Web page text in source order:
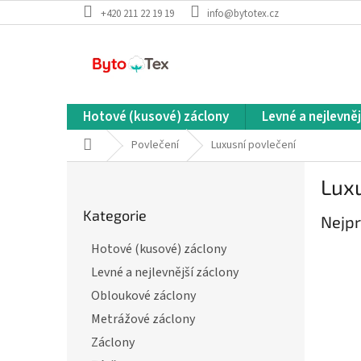
na
+420 211 22 19 19 info@bytotex.cz
Hotové (kusové) záclony Levné a
Domů Povlečení Luxusní povlečení
kategorie
Kategorie
Hotové (kusové) záclony
Levné a nejlevnější záclony
Obloukové záclony
Metrážové záclony
Záclony